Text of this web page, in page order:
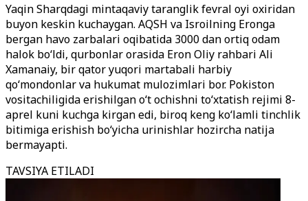
Yaqin Sharqdagi mintaqaviy taranglik fevral oyi oxiridan
buyon keskin kuchaygan. AQSH va Isroilning Eronga
bergan havo zarbalari oqibatida 3000 dan ortiq odam
halok bo‘ldi, qurbonlar orasida Eron Oliy rahbari Ali
Xamanaiy, bir qator yuqori martabali harbiy
qo‘mondonlar va hukumat mulozimlari bor. Pokiston
vositachiligida erishilgan o‘t ochishni to‘xtatish rejimi 8-
aprel kuni kuchga kirgan edi, biroq keng ko‘lamli tinchlik
bitimiga erishish bo‘yicha urinishlar hozircha natija
bermayapti.
TAVSIYA ETILADI